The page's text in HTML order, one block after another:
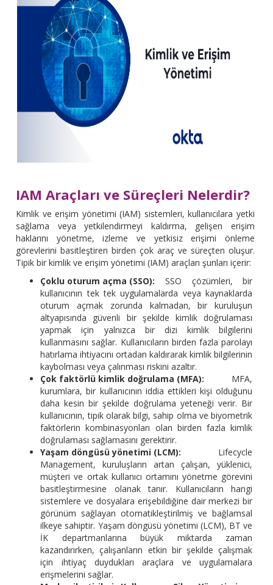
IAM Araçları ve Süreçleri Nelerdir?
Kimlik ve erişim yönetimi (IAM) sistemleri, kullanıcılara yetki
sağlama veya yetkilendirmeyi kaldırma, gelişen erişim
haklarını yönetme, izleme ve yetkisiz erişimi önleme
görevlerini basitleştiren birden çok araç ve süreçten oluşur.
Tipik bir kimlik ve erişim yönetimi (IAM) araçları şunları içerir:
Çoklu oturum açma (SSO): SSO çözümleri, bir
kullanıcının tek tek uygulamalarda veya kaynaklarda
oturum açmak zorunda kalmadan, bir kuruluşun
altyapısında güvenli bir şekilde kimlik doğrulaması
yapmak için yalnızca bir dizi kimlik bilgilerini
kullanmasını sağlar. Kullanıcıların birden fazla parolayı
hatırlama ihtiyacını ortadan kaldırarak kimlik bilgilerinin
kaybolması veya çalınması riskini azaltır.
Çok faktörlü kimlik doğrulama (MFA): MFA,
kurumlara, bir kullanıcının iddia ettikleri kişi olduğunu
daha kesin bir şekilde doğrulama yeteneği verir. Bir
kullanıcının, tipik olarak bilgi, sahip olma ve biyometrik
faktörlerin kombinasyonları olan birden fazla kimlik
doğrulaması sağlamasını gerektirir.
Yaşam döngüsü yönetimi (LCM): Lifecycle
Management, kuruluşların artan çalışan, yüklenici,
müşteri ve ortak kullanıcı ortamını yönetme görevini
basitleştirmesine olanak tanır. Kullanıcıların hangi
sistemlere ve dosyalara erişebildiğine dair merkezi bir
görünüm sağlayan otomatikleştirilmiş ve bağlamsal
ilkeye sahiptir. Yaşam döngüsü yönetimi (LCM), BT ve
İK departmanlarına büyük miktarda zaman
kazandırırken, çalışanların etkin bir şekilde çalışmak
için ihtiyaç duydukları araçlara ve uygulamalara
erişmelerini sağlar.